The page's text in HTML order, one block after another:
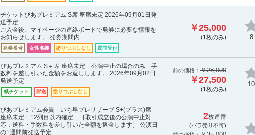
チケットぴあプレミアム S席 座席未定 2026年09月01日発
送予定
ご入金後、マイページの連絡ボードで発券に必要な情報を
お知らせします。 発券期間内...
発券番号 女性名義 塗りつぶしなし 質問受付
￥25,000
(1枚のみ) 8
ぴあプレミアム S＋席 座席未定 公演中止の場合のみ、手
数料を差し引いた金額をお返しします。 2026年09月02日
発送予定
紙チケット 郵送 塗りつぶしなし
前の価格： ￥28,000
￥27,500
(1枚のみ)
10
ぴあプレミアム会員 いち早プレリザーブ S+(プラス)席
座席未定 12列目以内確定 ［取引成立後の公演中止対
応：送料・手数料を差し引いた全額を返金します］ 公演日
の1週間前発送予定
2枚連番
(バラ売り不可)